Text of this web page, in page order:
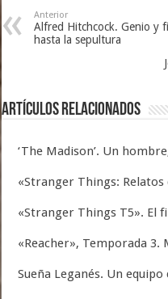
Anterior
Alfred Hitchcock. Genio y
hasta la sepultura
Artículos relacionados
‘The Madison’. Un
«Stranger Things: Relatos
«Stranger Things T5». El
«Reacher», Temporada 3.
Sueña Leganés. Un equipo